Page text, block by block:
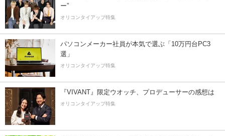
ー”
オリコンタイアップ特集
パソコンメーカー社員が本気で選ぶ「10万円台PC3
選」
オリコンタイアップ特集
『VIVANT』限定ウオッチ、プロデューサーの感想は
オリコンタイアップ特集